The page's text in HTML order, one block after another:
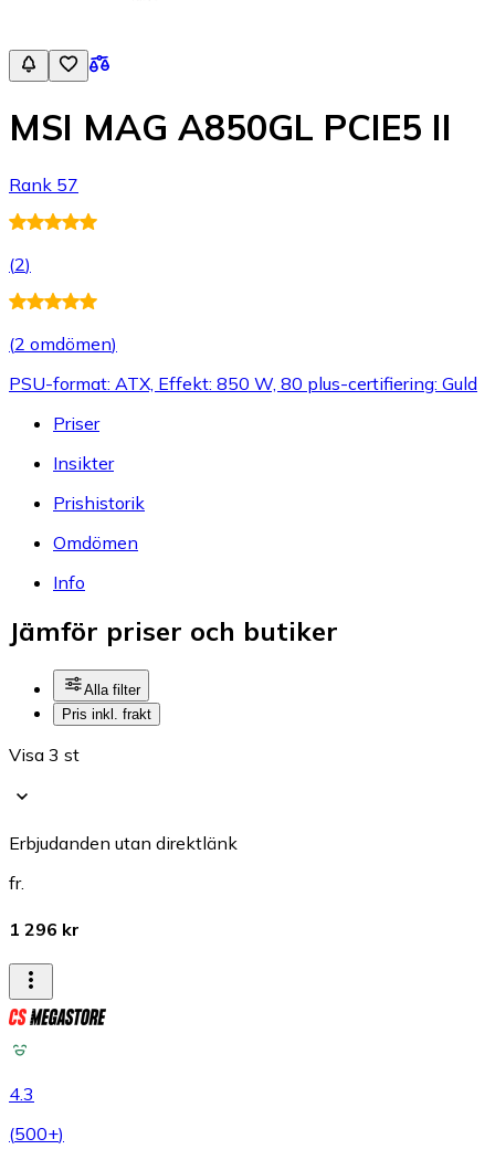
MSI MAG A850GL PCIE5 II
Rank 57
(2)
(2 omdömen)
PSU-format: ATX, Effekt: 850 W, 80 plus-certifiering: Guld
Priser
Insikter
Prishistorik
Omdömen
Info
Jämför priser och butiker
Alla filter
Pris inkl. frakt
Visa 3 st
Erbjudanden utan direktlänk
fr.
1 296 kr
4.3
(500+)